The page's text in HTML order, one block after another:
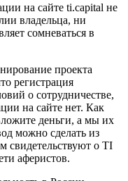
на сайте ti.capital не
владельца, ни
сомневаться в
проекта
регистрация
о сотрудничестве,
на сайте нет. Как
деньги, а мы их
можно сделать из
свидетельствуют о TI
аферистов.